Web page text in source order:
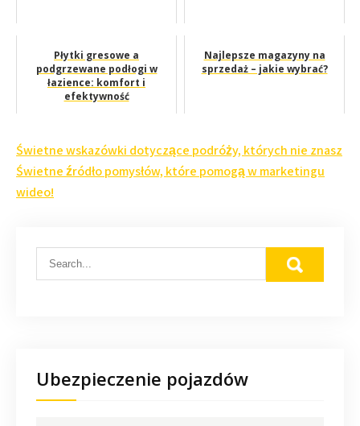
Płytki gresowe a
podgrzewane podłogi w
łazience: komfort i
efektywność
Najlepsze magazyny na
sprzedaż – jakie wybrać?
Nawigacja
wpisu
Świetne wskazówki dotyczące podróży, których nie znasz
Świetne źródło pomysłów, które pomogą w marketingu
wideo!
Ubezpieczenie pojazdów